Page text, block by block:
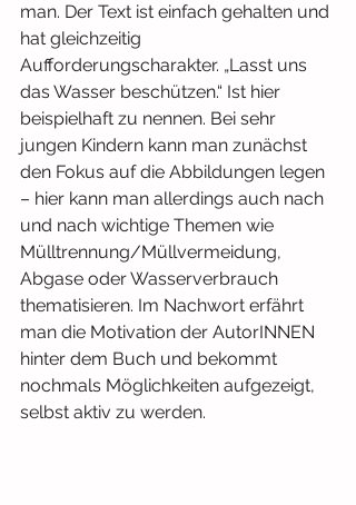
man. Der Text ist einfach gehalten und
hat gleichzeitig
Aufforderungscharakter. „Lasst uns
das Wasser beschützen.“ Ist hier
beispielhaft zu nennen. Bei sehr
jungen Kindern kann man zunächst
den Fokus auf die Abbildungen legen
– hier kann man allerdings auch nach
und nach wichtige Themen wie
Mülltrennung/Müllvermeidung,
Abgase oder Wasserverbrauch
thematisieren. Im Nachwort erfährt
man die Motivation der AutorINNEN
hinter dem Buch und bekommt
nochmals Möglichkeiten aufgezeigt,
selbst aktiv zu werden.